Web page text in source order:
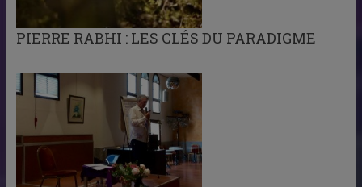
PIERRE RABHI : LES CLÉS DU PARADIGME